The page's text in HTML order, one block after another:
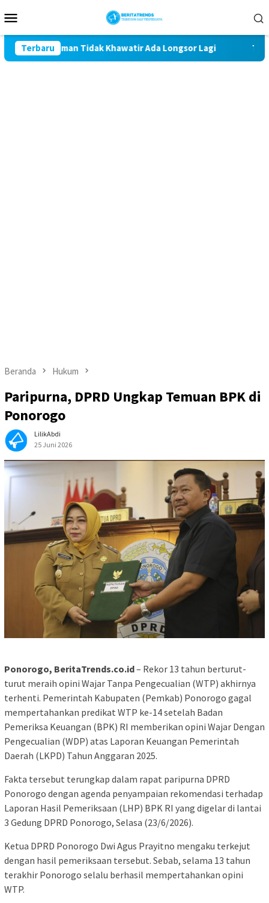
ke
Mobile
Terbaru
Giman Tidak Khawatir Ada Longsor Lagi Talud
Beranda Hukum
Paripurna, DPRD Ungkap Temuan BPK di
Ponorogo
LilikAbdi
25 Juni 2026
Ponorogo, BeritaTrends.co.id– Rekor 13 tahun berturut-
turut meraih opini Wajar Tanpa Pengecualian (WTP) akhirnya
terhenti. Pemerintah Kabupaten (Pemkab) Ponorogo gagal
mempertahankan predikat WTP ke-14 setelah Badan
Pemeriksa Keuangan (BPK) RI memberikan opini Wajar Dengan
Pengecualian (WDP) atas Laporan Keuangan Pemerintah
Daerah (LKPD) Tahun Anggaran 2025.
Fakta tersebut terungkap dalam rapat paripurna DPRD
Ponorogo dengan agenda penyampaian rekomendasi terhadap
Laporan Hasil Pemeriksaan (LHP) BPK RI yang digelar di lantai
3 Gedung DPRD Ponorogo, Selasa (23/6/2026).
Ketua DPRD Ponorogo Dwi Agus Prayitno mengaku terkejut
dengan hasil pemeriksaan tersebut. Sebab, selama 13 tahun
terakhir Ponorogo selalu berhasil mempertahankan opini
WTP.